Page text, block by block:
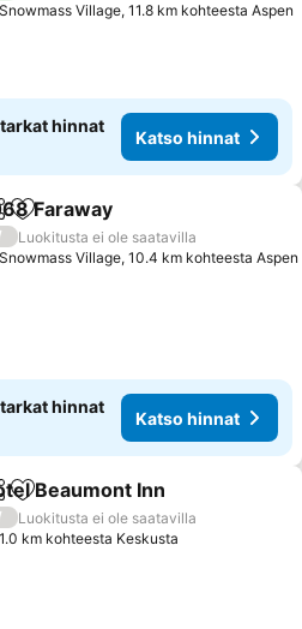
Snowmass Village, 11.8 km kohteesta Aspen
hinnat
Katso hinnat
Lisää suosikkeihin
Faraway
Luokitusta ei ole saatavilla
Snowmass Village, 10.4 km kohteesta Aspen
hinnat
Katso hinnat
Lisää suosikkeihin
Beaumont Inn
Luokitusta ei ole saatavilla
1.0 km kohteesta Keskusta